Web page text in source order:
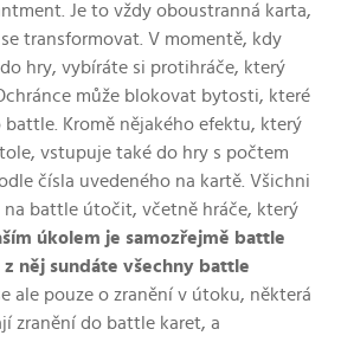
Je to vždy oboustranná karta,
transformovat. V momentě, kdy
hry, vybíráte si protihráče, který
může blokovat bytosti, které
Kromě nějakého efektu, který
vstupuje také do hry s počtem
čísla uvedeného na kartě. Všichni
battle útočit, včetně hráče, který
úkolem je samozřejmě battle
něj sundáte všechny battle
ale pouze o zranění v útoku, některá
zranění do battle karet, a